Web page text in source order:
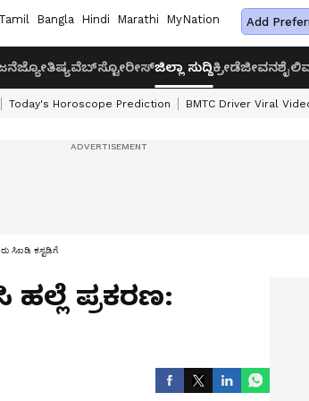
Tamil Bangla Hindi Marathi MyNation Add
ಜ್ಯೋತಿಷ್ಯವೆಬ್‌ಸ್ಟೋರೀಸ್ಜಿಲ್ಲಾ ಸುದ್ದಿಕ್ರೀಡೆಜೀವನಶೈಲಿ
Today's Horoscope Prediction BMTC Driver Viral
ಸಿಐಡಿ ಕಸ್ಟಡಿಗೆ
ಪ್ರಕರಣ: